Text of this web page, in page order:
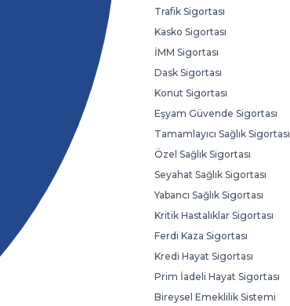
Trafik Sigortası
Kasko Sigortası
İMM Sigortası
Dask Sigortası
Konut Sigortası
Eşyam Güvende Sigortası
Tamamlayıcı Sağlık Sigortası
Özel Sağlık Sigortası
Seyahat Sağlık Sigortası
Yabancı Sağlık Sigortası
Kritik Hastalıklar Sigortası
Ferdi Kaza Sigortası
Kredi Hayat Sigortası
Prim İadeli Hayat Sigortası
Bireysel Emeklilik Sistemi